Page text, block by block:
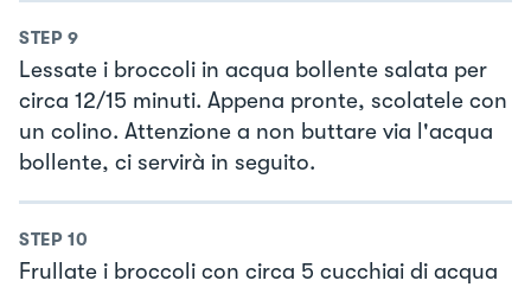
STEP 9
Lessate i broccoli in acqua bollente salata per
circa 12/15 minuti. Appena pronte, scolatele con
un colino. Attenzione a non buttare via l'acqua
bollente, ci servirà in seguito.
STEP 10
Frullate i broccoli con circa 5 cucchiai di acqua